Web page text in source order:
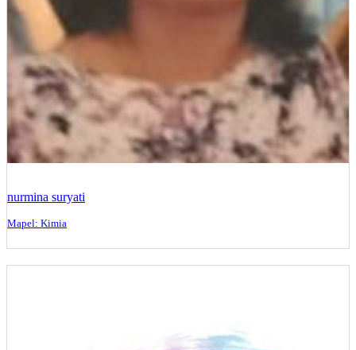
nurmina suryati
Mapel: Kimia